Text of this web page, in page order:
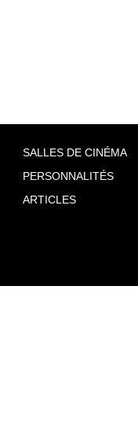
SALLES DE CINÉMA
PERSONNALITÉS
ARTICLES